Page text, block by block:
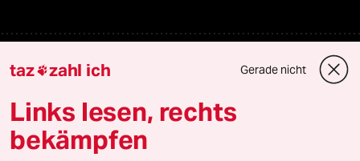
Mehr taz Lesestoff
taz Blogs
taz FUTURZWEI
taz zahl ich Gerade nicht
Links lesen, rechts
bekämpfen